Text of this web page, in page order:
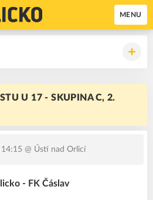
MENU
U 17 - SKUPINA C, 2.
@ Ústí nad Orlicí
- FK Čáslav